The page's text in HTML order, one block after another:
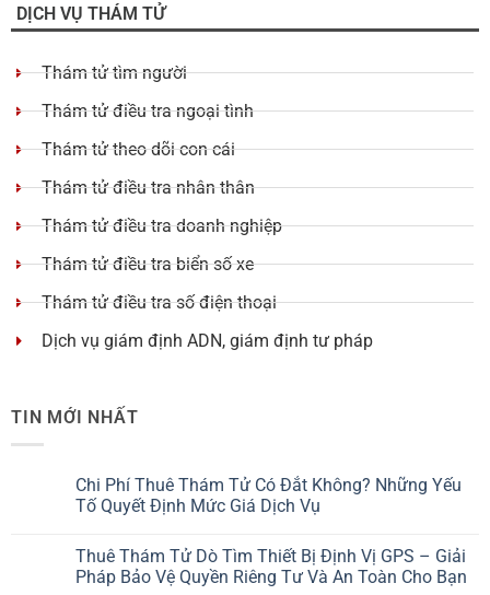
DỊCH VỤ THÁM TỬ
Thám tử tìm người
Thám tử điều tra ngoại tình
Thám tử theo dõi con cái
Thám tử điều tra nhân thân
Thám tử điều tra doanh nghiệp
Thám tử điều tra biển số xe
Thám tử điều tra số điện thoại
Dịch vụ giám định ADN, giám định tư pháp
TIN MỚI NHẤT
Chi Phí Thuê Thám Tử Có Đắt Không? Những Yếu
Tố Quyết Định Mức Giá Dịch Vụ
Thuê Thám Tử Dò Tìm Thiết Bị Định Vị GPS – Giải
Pháp Bảo Vệ Quyền Riêng Tư Và An Toàn Cho Bạn